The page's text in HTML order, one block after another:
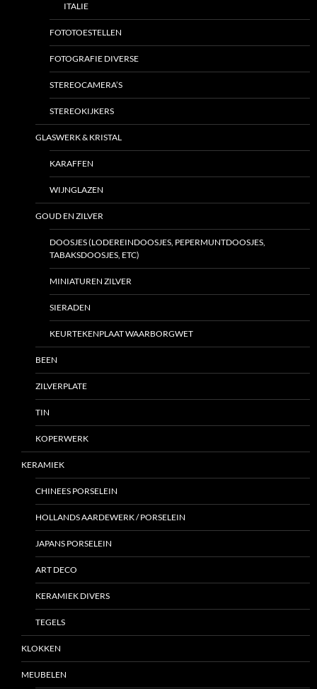
ITALIE
FOTOTOESTELLEN
FOTOGRAFIE DIVERSE
STEREOCAMERA’S
STEREOKIJKERS
GLASWERK & KRISTAL
KARAFFEN
WIJNGLAZEN
GOUD EN ZILVER
DOOSJES (LODEREINDOOSJES, PEPERMUNTDOOSJES,
TABAKSDOOSJES, ETC)
MINIATUREN ZILVER
SIERADEN
KEURTEKENPLAAT WAARBORGWET
BEEN
ZILVERPLATE
TIN
KOPERWERK
KERAMIEK
CHINEES PORSELEIN
HOLLANDS AARDEWERK / PORSELEIN
JAPANS PORSELEIN
ART DECO
KERAMIEK DIVERS
TEGELS
KLOKKEN
MEUBELEN